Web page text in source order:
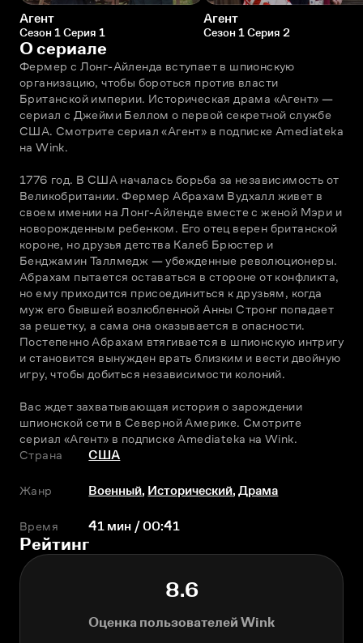
Агент
Сезон 1 Серия 1
Агент
Сезон 1 Серия 2
О сериале
Фермер с Лонг-Айленда вступает в шпионскую
организацию, чтобы бороться против власти
Британской империи. Историческая драма «Агент» —
сериал с Джейми Беллом о первой секретной службе
США. Смотрите сериал «Агент» в подписке Amediateka
на Wink.
1776 год. В США началась борьба за независимость от
Великобритании. Фермер Абрахам Вудхалл живет в
своем имении на Лонг-Айленде вместе с женой Мэри и
новорожденным ребенком. Его отец верен британской
короне, но друзья детства Калеб Брюстер и
Бенджамин Таллмедж — убежденные революционеры.
Абрахам пытается оставаться в стороне от конфликта,
но ему приходится присоединиться к друзьям, когда
муж его бывшей возлюбленной Анны Стронг попадает
за решетку, а сама она оказывается в опасности.
Постепенно Абрахам втягивается в шпионскую интригу
и становится вынужден врать близким и вести двойную
игру, чтобы добиться независимости колоний.
Вас ждет захватывающая история о зарождении
шпионской сети в Северной Америке. Смотрите
сериал «Агент» в подписке Amediateka на Wink.
Страна
США
Жанр Военный, Исторический,Драма
Время 41 мин / 00:41
Рейтинг
8.6
Оценка пользователей Wink